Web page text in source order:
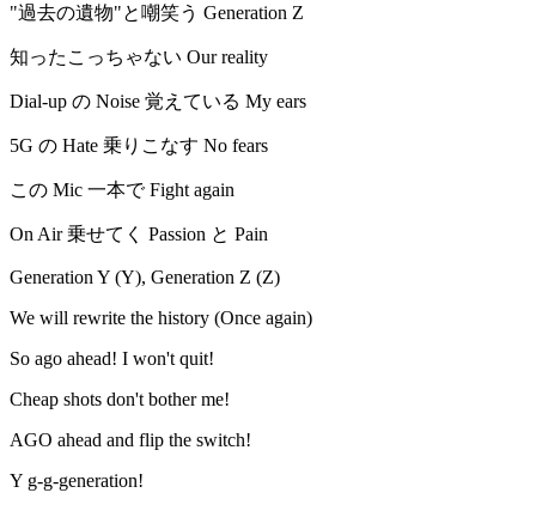
"過去の遺物"と嘲笑う Generation Z
知ったこっちゃない Our reality
Dial-up の Noise 覚えている My ears
5G の Hate 乗りこなす No fears
この Mic 一本で Fight again
On Air 乗せてく Passion と Pain
Generation Y (Y), Generation Z (Z)
We will rewrite the history (Once again)
So ago ahead! I won't quit!
Cheap shots don't bother me!
AGO ahead and flip the switch!
Y g-g-generation!